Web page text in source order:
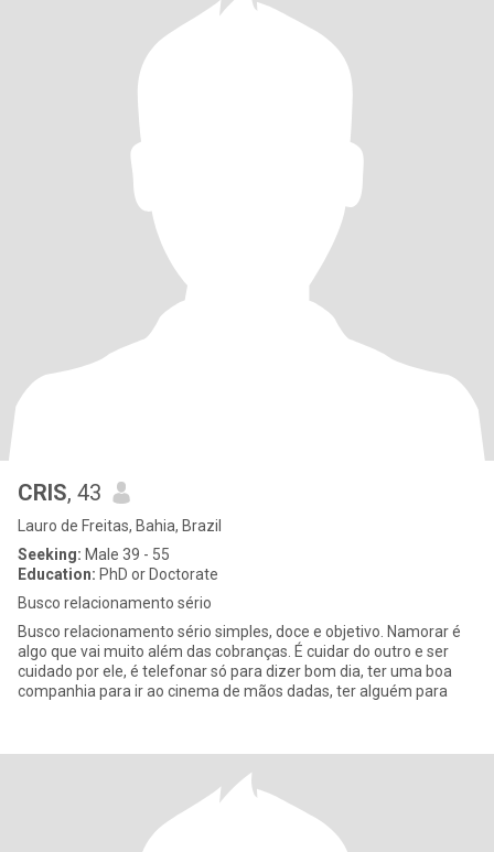
CRIS, 43
Lauro de Freitas, Bahia, Brazil
Seeking: Male 39 - 55
Education: PhD or Doctorate
Busco relacionamento sério
Busco relacionamento sério simples, doce e objetivo. Namorar é
algo que vai muito além das cobranças. É cuidar do outro e ser
cuidado por ele, é telefonar só para dizer bom dia, ter uma boa
companhia para ir ao cinema de mãos dadas, ter alguém para